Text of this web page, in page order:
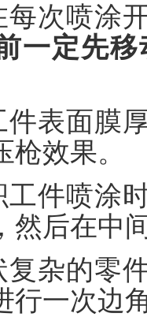
每次喷涂
一定先
件表面膜
效果。
工件喷涂
然后在中
复杂的零
行一次边